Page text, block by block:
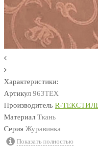
Характеристики:
Артикул 963TEX
Производитель R-
Материал Ткань
Серия Журавинка
Показать полностью